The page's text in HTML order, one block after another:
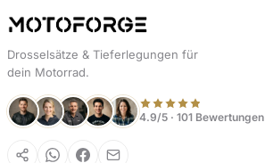
Drosselsätze & Tieferlegungen für
dein Motorrad.
4.9/5 · 101 Bewertungen